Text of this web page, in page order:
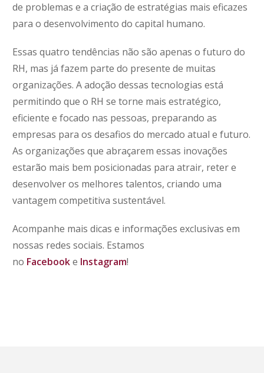
de problemas e a criação de estratégias mais eficazes
para o desenvolvimento do capital humano.
Essas quatro tendências não são apenas o futuro do
RH, mas já fazem parte do presente de muitas
organizações. A adoção dessas tecnologias está
permitindo que o RH se torne mais estratégico,
eficiente e focado nas pessoas, preparando as
empresas para os desafios do mercado atual e futuro.
As organizações que abraçarem essas inovações
estarão mais bem posicionadas para atrair, reter e
desenvolver os melhores talentos, criando uma
vantagem competitiva sustentável.
Acompanhe mais dicas e informações exclusivas em
nossas redes sociais. Estamos
no Facebooke Instagram!